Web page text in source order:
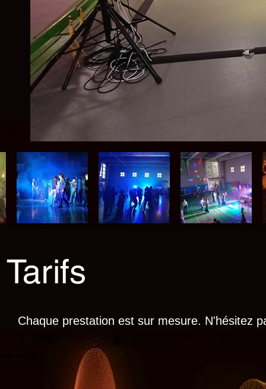
Tarifs
Chaque prestation est sur mesure. N'hésitez